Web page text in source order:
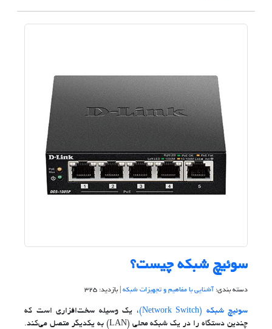
سوئیچ شبکه چیست؟
دسته بندی: آشنایی با مفاهیم و تجهیزات شبکه | بازدید: 325
سوئیچ شبکه (Network Switch)
، یک وسیله سخت‌افزاری است که
چندین دستگاه را در یک شبکه محلی (LAN) به یکدیگر متصل می‌کند.